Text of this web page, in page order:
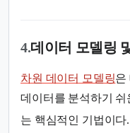
4.데이터 모델링
차원 데이터 모델링은
데이터를 분석하기
는 핵심적인 기법이다.